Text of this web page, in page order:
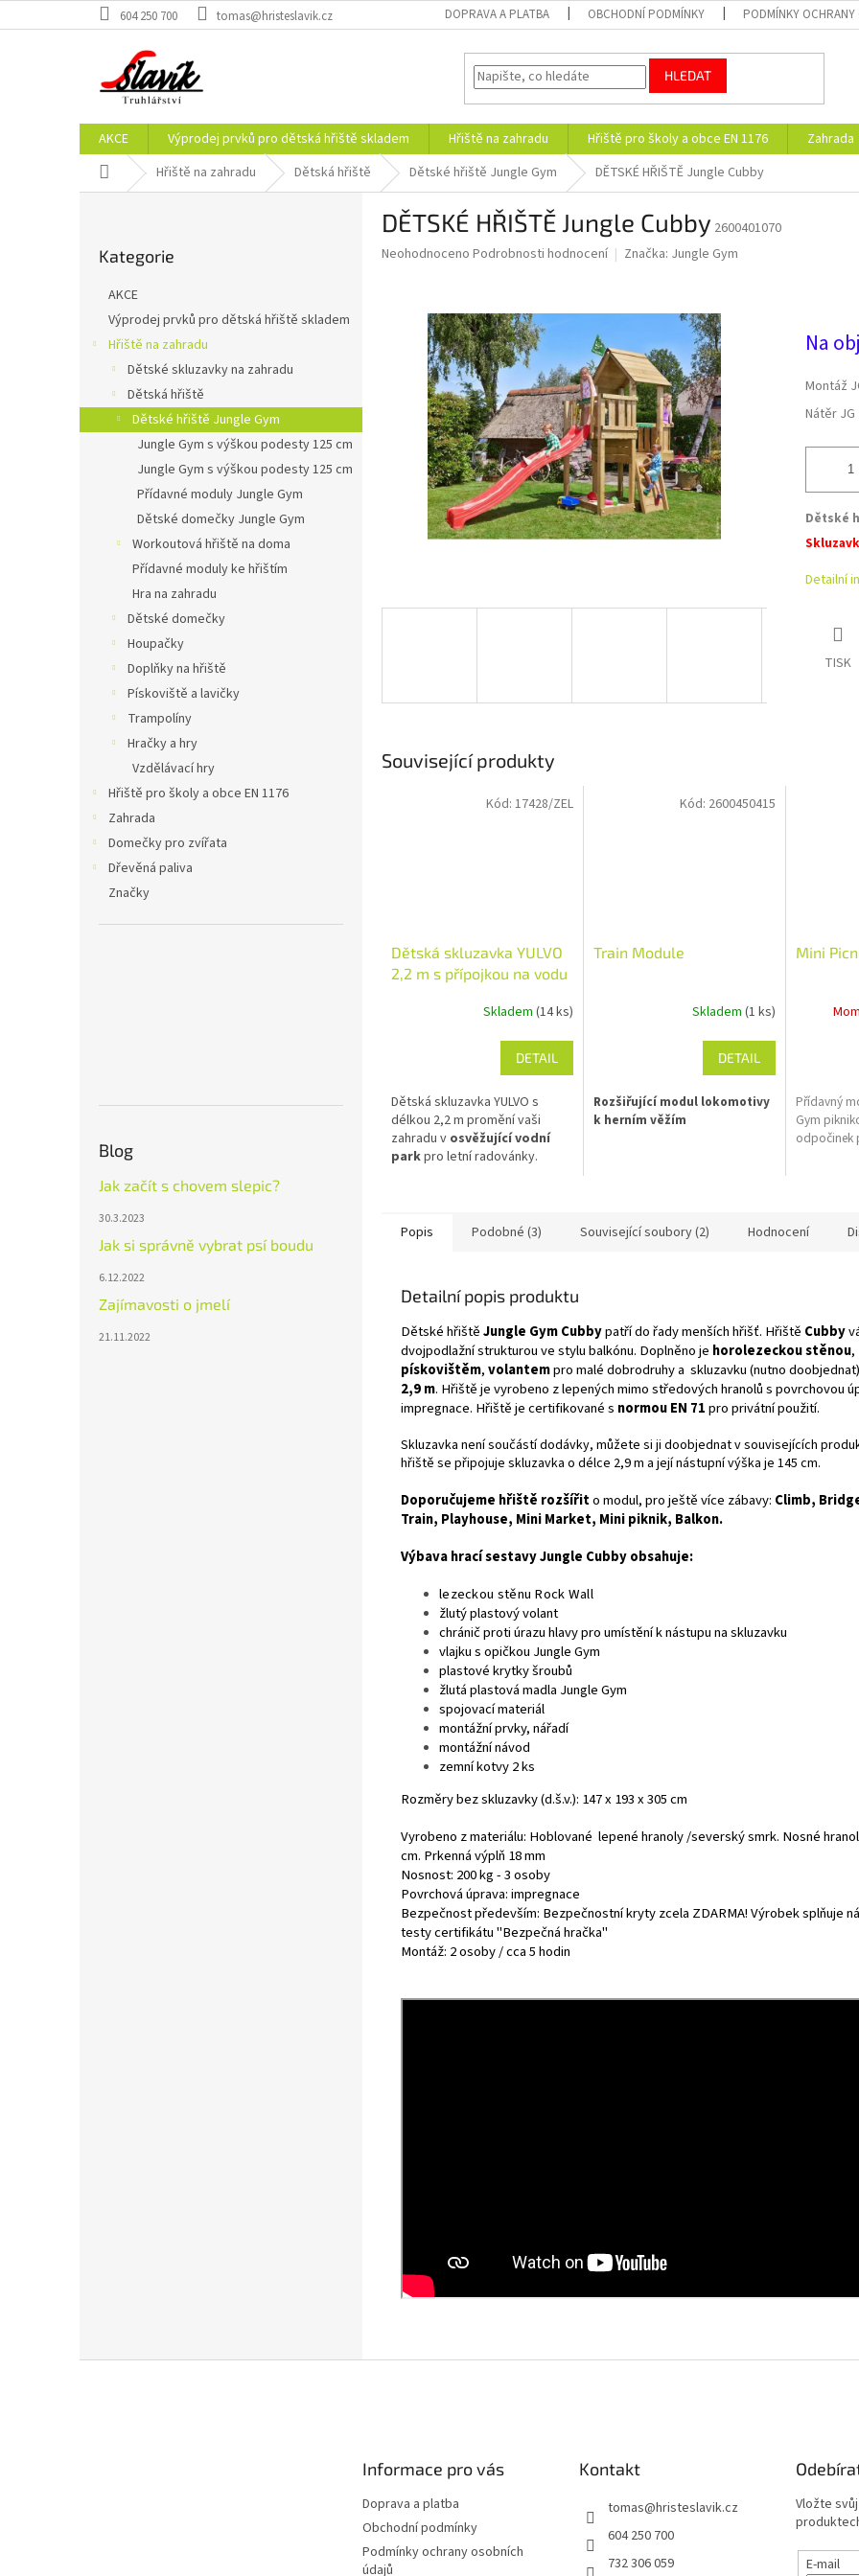
na
604 250 700 tomas@hristeslavik.cz DOPRAVA A PLATBA OBCHODNÍ PODMÍNKY PODMÍNKY OCHRANY
HLEDAT
AKCE Výprodej prvků pro dětská hřiště skladem Hřiště na zahradu Hřiště pro školy a obce EN 1176 Zahrada
Domů Hřiště na zahradu Dětská hřiště Dětské hřiště Jungle Gym DĚTSKÉ HŘIŠTĚ Jungle Cubby
a
n
kategorie
Kategorie
AKCE
Výprodej prvků pro dětská hřiště skladem
Hřiště na zahradu
Dětské skluzavky na zahradu
Dětská hřiště
Dětské hřiště Jungle Gym
Jungle Gym s výškou podesty 125 cm
Jungle Gym s výškou podesty 125 cm
Přídavné moduly Jungle Gym
Dětské domečky Jungle Gym
Workoutová hřiště na doma
Přídavné moduly ke hřištím
Hra na zahradu
Dětské domečky
Houpačky
Doplňky na hřiště
Pískoviště a lavičky
Trampolíny
Hračky a hry
Vzdělávací hry
Hřiště pro školy a obce EN 1176
Zahrada
Domečky pro zvířata
Dřevěná paliva
Značky
Blog
Jak začít s chovem slepic?
30.3.2023
Jak si správně vybrat psí boudu
6.12.2022
Zajímavosti o jmelí
21.11.2022
DĚTSKÉ HŘIŠTĚ Jungle Cubby 2600401070
Průměrné
hvězdiček.
Neohodnoceno Podrobnosti hodnocení Značka: Jungle Gym
Na
Montáž
Nátěr JG
Dětské
Detailní
TISK
Související produkty
Dětská skluzavka YULVO
2,2 m s přípojkou na vodu
Skladem (14 ks)
DETAIL
Dětská skluzavka YULVO s
délkou 2,2 m promění vaši
zahradu v osvěžující vodní
parkpro letní radovánky.
bezpečné a zábavné klouzání
skluzavky:
Integrovaná přípojka
na vodu:Snadné
propojení se zahradní
hadicí pro vytvoření
vodní skluzavky.
Optimální rozměr pro
bezpečné a plynulé
zahradním hřišti.
Kvalita KBT:Odolné
dlouhou životnost při
Kód: 17428/ZEL
Train Module
Skladem (1 ks)
DETAIL
Rozšiřující modul lokomotivy
k herním věžím
Kód: 2600450415
Mini
Přídavný
Gym
odpočinek
Popis Podobné (3) Související soubory (2) Hodnocení
Detailní popis produktu
Dětské hřištěJungle Gym Cubbypatří do řady menších hřišť. Hřiště Cubby
dvojpodlažní strukturou ve stylu balkónu. Doplněno je horolezeckoustěnou,
pískovištěm,volantempro malé dobrodruhy a skluzavku (nutno
2,9 m. Hřiště je vyrobeno z lepených mimo středových hranolů s povrchovou
impregnace. Hřiště je certifikované s normou EN 71pro privátní použití.
Skluzavka není součástí dodávky, můžete si ji doobjednat v souvisejících
hřiště se připojuje skluzavka o délce 2,9 m a její nástupní výška je 145 cm.
Doporučujeme hřiště rozšířito modul, pro ještě více zábavy: Climb,
Train, Playhouse, Mini Market, Mini piknik, Balkon.
Výbava hrací sestavy Jungle Cubby obsahuje:
lezeckou stěnu Rock Wall
žlutý plastový volant
chránič proti úrazu hlavy pro umístění k nástupu na skluzavku
vlajku s opičkou Jungle Gym
plastové krytky šroubů
žlutá plastová madla Jungle Gym
spojovací materiál
montážní prvky, nářadí
montážní návod
zemní kotvy 2 ks
Rozměry bez skluzavky (d.š.v.): 147 x 193 x 305 cm
Vyrobeno z materiálu: Hoblované lepené hranoly /severský smrk. Nosné
cm. Prkenná výplň 18 mm
Nosnost: 200 kg - 3 osoby
Povrchová úprava: impregnace
Bezpečnost především: Bezpečnostní kryty zcela ZDARMA! Výrobek splňuje
testy certifikátu "Bezpečná hračka"
Montáž: 2 osoby / cca 5 hodin
Informace pro vás
Doprava a platba
Obchodní podmínky
Podmínky ochrany osobních
údajů
Kontakt
tomas@hristeslavik.cz
604 250 700
732 306 059
Vložte
E-mail